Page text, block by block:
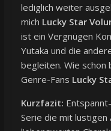
lediglich weiter
mich Lucky Star
ist ein Vergnügen
Yutaka und die
begleiten. Wie schon
Genre-Fans Lucky
Kurzfazit:
Serie die mit lustigen